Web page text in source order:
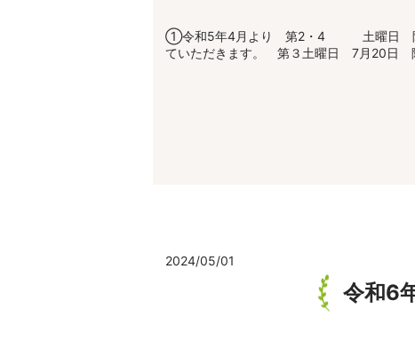
①令和5年4月より 第2・4 土曜日 院長
ていただきます。 第３土曜日 7月20
2024/05/01
令和6